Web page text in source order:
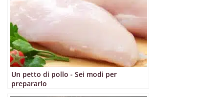
Un petto di pollo - Sei modi per
prepararlo